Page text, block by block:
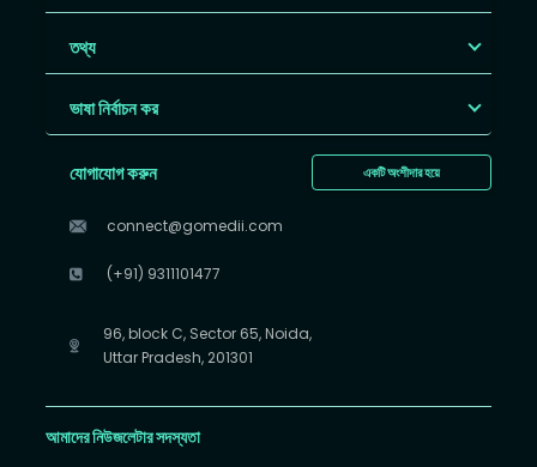
তথ্য
ভাষা নির্বাচন কর
একটি অংশীদার হয়ে
যোগাযোগ করুন
connect@gomedii.com
(+91) 9311101477
96, block C, Sector 65, Noida,
Uttar Pradesh, 201301
আমাদের নিউজলেটার সদস্যতা